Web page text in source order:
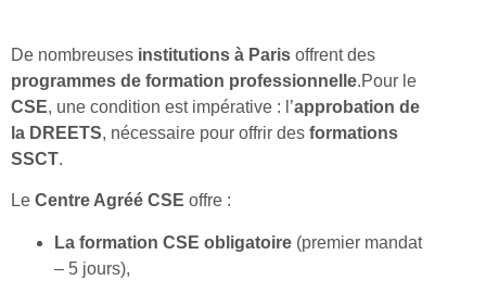
De nombreuses institutions à Paris offrent des
programmes de formation professionnelle.Pour le
CSE, une condition est impérative : l’approbation de
la DREETS, nécessaire pour offrir des formations
SSCT.
Le Centre Agréé CSE offre :
La formation CSE obligatoire (premier mandat
– 5 jours),